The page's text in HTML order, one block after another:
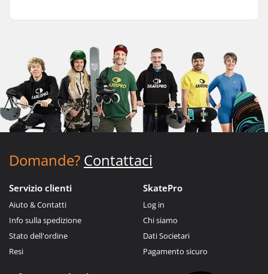
Domande? Contattaci
Servizio clienti
Aiuto & Contatti
Info sulla spedizione
Stato dell'ordine
Resi
SkatePro
Log in
Chi siamo
Dati Societari
Pagamento sicuro